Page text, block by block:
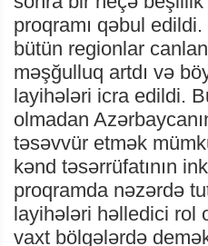
proqramı qəbul
bütün regionlar
məşğulluq artdı və
layihələri icra edildi.
olmadan
təsəvvür etmək
kənd təsərrüfatının
proqramda nəzərdə
layihələri həlledici rol
vaxt bölgələrdə